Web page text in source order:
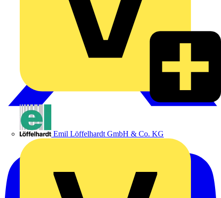
Emil Löffelhardt GmbH & Co. KG